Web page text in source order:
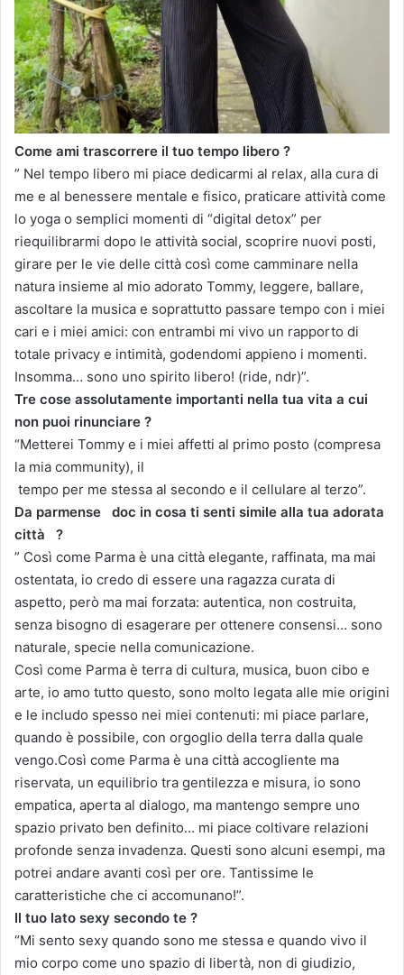
Come ami trascorrere il tuo tempo libero ?
” Nel tempo libero mi piace dedicarmi al relax, alla cura di
me e al benessere mentale e fisico, praticare attività come
lo yoga o semplici momenti di “digital detox” per
riequilibrarmi dopo le attività social, scoprire nuovi posti,
girare per le vie delle città così come camminare nella
natura insieme al mio adorato Tommy, leggere, ballare,
ascoltare la musica e soprattutto passare tempo con i miei
cari e i miei amici: con entrambi mi vivo un rapporto di
totale privacy e intimità, godendomi appieno i momenti.
Insomma… sono uno spirito libero! (ride, ndr)”.
Tre cose assolutamente importanti nella tua vita a cui
non puoi rinunciare ?
“Metterei Tommy e i miei affetti al primo posto (compresa
la mia community), il
tempo per me stessa al secondo e il cellulare al terzo”.
Da parmense doc in cosa ti senti simile alla tua adorata
città ?
” Così come Parma è una città elegante, raffinata, ma mai
ostentata, io credo di essere una ragazza curata di
aspetto, però ma mai forzata: autentica, non costruita,
senza bisogno di esagerare per ottenere consensi… sono
naturale, specie nella comunicazione.
Così come Parma è terra di cultura, musica, buon cibo e
arte, io amo tutto questo, sono molto legata alle mie origini
e le includo spesso nei miei contenuti: mi piace parlare,
quando è possibile, con orgoglio della terra dalla quale
vengo.Così come Parma è una città accogliente ma
riservata, un equilibrio tra gentilezza e misura, io sono
empatica, aperta al dialogo, ma mantengo sempre uno
spazio privato ben definito… mi piace coltivare relazioni
profonde senza invadenza. Questi sono alcuni esempi, ma
potrei andare avanti così per ore. Tantissime le
caratteristiche che ci accomunano!”.
Il tuo lato sexy secondo te ?
“Mi sento sexy quando sono me stessa e quando vivo il
mio corpo come uno spazio di libertà, non di giudizio,